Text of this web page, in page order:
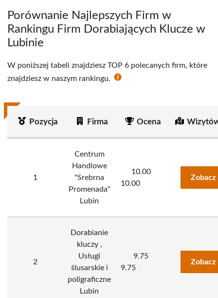
Porównanie Najlepszych Firm w
Rankingu Firm Dorabiających Klucze w
Lubinie
W poniższej tabeli znajdziesz TOP 6 polecanych firm, które
znajdziesz w naszym rankingu.
Pozycja Firma Ocena
1
Centrum
Handlowe
"Srebrna
Promenada"
Lubin
10.00
10.00
Zobacz
2
Dorabianie
kluczy ,
Usługi
ślusarskie i
poligraficzne
Lubin
9.75
9.75
Zobacz